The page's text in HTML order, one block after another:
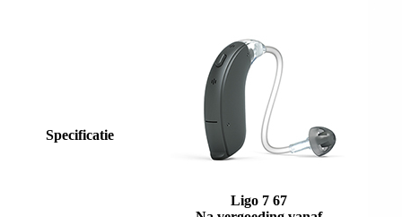
Specificatie
Ligo 7 67